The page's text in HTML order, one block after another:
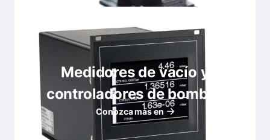
Medidores de vacío y
controladores de bombas
Conozca más en